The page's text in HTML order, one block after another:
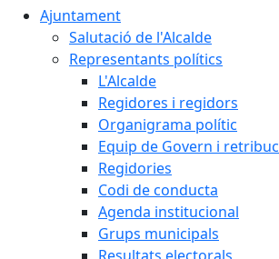
Ajuntament
Salutació de l'Alcalde
Representants polítics
L'Alcalde
Regidores i regidors
Organigrama polític
Equip de Govern i
Regidories
Codi de conducta
Agenda institucional
Grups municipals